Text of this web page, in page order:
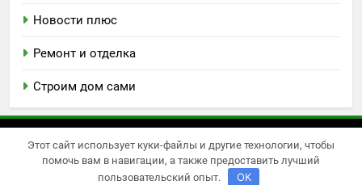
Новости плюс
Ремонт и отделка
Строим дом сами
Newsmatic - новостная тема для WordPress 2026.
Powered ByBlazeThemes.
Этот сайт использует куки-файлы и другие технологии, чтобы
помочь вам в навигации, а также предоставить лучший
пользовательский опыт.
OK